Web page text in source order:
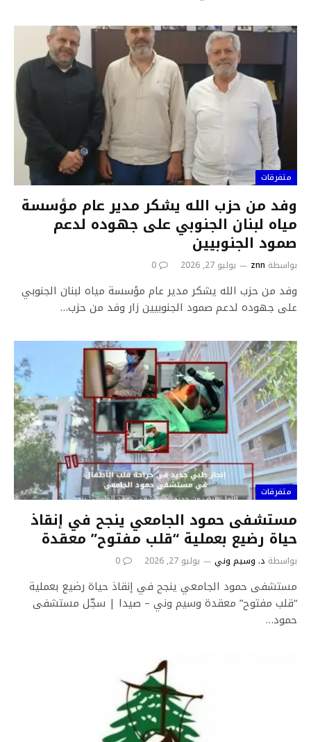
متفرقات
وفد من حزب الله يشكر مدير عام مؤسسة
مياه لبنان الجنوبي على جهوده لدعم
صمود الجنوبيين
بواسطة znn يوليو 27, 2026 0
وفد من حزب الله يشكر مدير عام مؤسسة مياه لبنان الجنوبي
على جهوده لدعم صمود الجنوبيين زار وفد من حزب…
متفرقات
مستشفى حمود الجامعي ينجح في إنقاذ
حياة رضيع بعملية “قلب مفتوح” معقدة
بواسطة د. وسيم وني يوليو 27, 2026 0
مستشفى حمود الجامعي ينجح في إنقاذ حياة رضيع بعملية
“قلب مفتوح” معقدة وسيم وني – صيدا | سجّل مستشفى
حمود…